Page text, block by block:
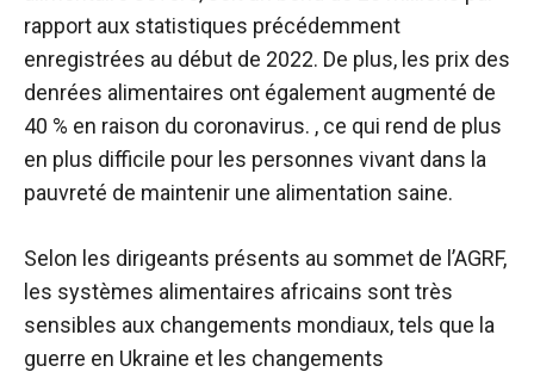
rapport aux statistiques précédemment
enregistrées au début de 2022. De plus, les prix des
denrées alimentaires ont également augmenté de
40 % en raison du coronavirus. , ce qui rend de plus
en plus difficile pour les personnes vivant dans la
pauvreté de maintenir une alimentation saine.
Selon les dirigeants présents au sommet de l’AGRF,
les systèmes alimentaires africains sont très
sensibles aux changements mondiaux, tels que la
guerre en Ukraine et les changements